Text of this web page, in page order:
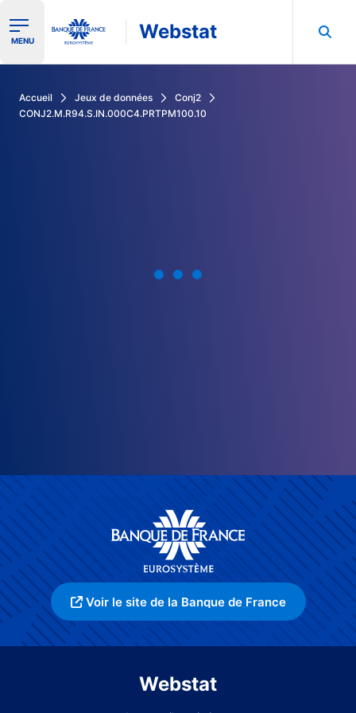
Ouvrir le menu de navigation
MENU Webstat
Accueil Jeux de données
Conj2
CONJ2.M.R94.S.IN.000C4.PRTPM100.10
Voir le site de la Banque de France
Webstat